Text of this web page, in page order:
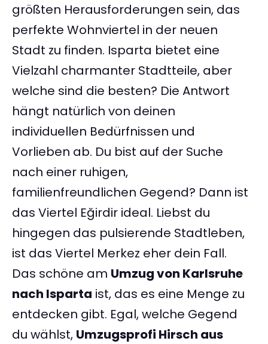
größten Herausforderungen sein, das
perfekte Wohnviertel in der neuen
Stadt zu finden. Isparta bietet eine
Vielzahl charmanter Stadtteile, aber
welche sind die besten? Die Antwort
hängt natürlich von deinen
individuellen Bedürfnissen und
Vorlieben ab. Du bist auf der Suche
nach einer ruhigen,
familienfreundlichen Gegend? Dann ist
das Viertel Eğirdir ideal. Liebst du
hingegen das pulsierende Stadtleben,
ist das Viertel Merkez eher dein Fall.
Das schöne am Umzug von Karlsruhe
nach Isparta ist, das es eine Menge zu
entdecken gibt. Egal, welche Gegend
du wählst, Umzugsprofi Hirsch aus